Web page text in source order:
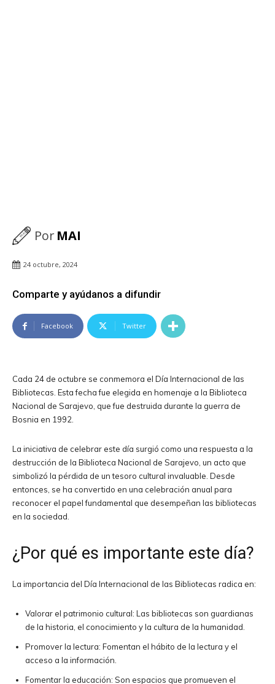
PorMAI
24 octubre, 2024
Comparte y ayúdanos a difundir
Facebook Twitter
Cada 24 de octubre se conmemora el Día Internacional de las
Bibliotecas. Esta fecha fue elegida en homenaje a la Biblioteca
Nacional de Sarajevo, que fue destruida durante la guerra de
Bosnia en 1992.
La iniciativa de celebrar este día surgió como una respuesta a la
destrucción de la Biblioteca Nacional de Sarajevo, un acto que
simbolizó la pérdida de un tesoro cultural invaluable. Desde
entonces, se ha convertido en una celebración anual para
reconocer el papel fundamental que desempeñan las bibliotecas
en la sociedad.
¿Por qué es importante este día?
La importancia del Día Internacional de las Bibliotecas radica en:
Valorar el patrimonio cultural: Las bibliotecas son guardianas
de la historia, el conocimiento y la cultura de la humanidad.
Promover la lectura: Fomentan el hábito de la lectura y el
acceso a la información.
Fomentar la educación: Son espacios que promueven el